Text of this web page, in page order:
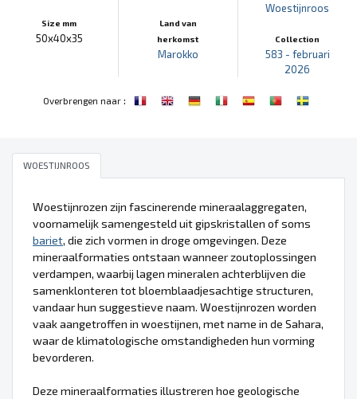
Size mm
50x40x35
Land van
herkomst
Marokko
Woestijnroos
Collection
583 - februari
2026
Overbrengen naar:
WOESTIJNROOS
Woestijnrozen zijn fascinerende mineraalaggregaten,
voornamelijk samengesteld uit gipskristallen of soms
bariet, die zich vormen in droge omgevingen. Deze
mineraalformaties ontstaan wanneer zoutoplossingen
verdampen, waarbij lagen mineralen achterblijven die
samenklonteren tot bloemblaadjesachtige structuren,
vandaar hun suggestieve naam. Woestijnrozen worden
vaak aangetroffen in woestijnen, met name in de Sahara,
waar de klimatologische omstandigheden hun vorming
bevorderen.
Deze mineraalformaties illustreren hoe geologische